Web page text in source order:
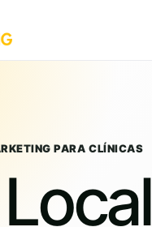
PARA CLÍNICAS